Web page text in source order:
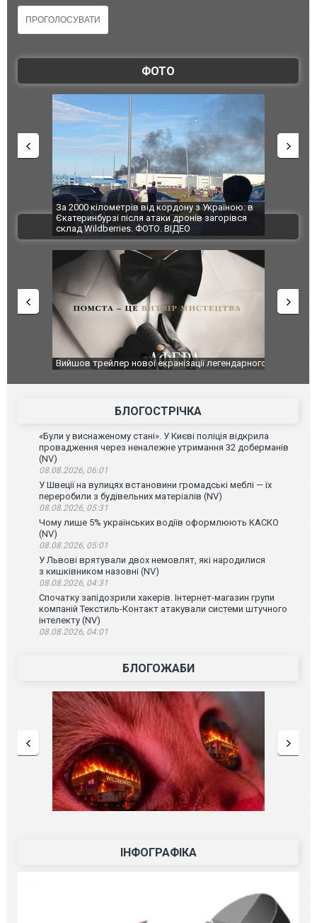
ФОТО
За 2000 кілометрів від кордону з Україною: в
Єкатеринбурзі після атаки дронів загорівся
склад Wildberries. ФОТО. ВІДЕО
"Мої
ВІДЕО
Вийшов трейлер нової екранізації легендарного
БЛОГОСТРІЧКА
«Були у виснаженому стані». У Києві поліція відкрила
провадження через неналежне утримання 32 доберманів
(NV)
08.08.2026, 06:01
У Швеції на вулицях встановини громадські меблі — їх
переробили з будівельних матеріалів (NV)
08.08.2026, 05:31
Чому лише 5% українських водіїв оформлюють КАСКО
(NV)
08.08.2026, 05:01
У Львові врятували двох немовлят, які народилися
з кишківником назовні (NV)
08.08.2026, 04:31
Спочатку запідозрили хакерів. Інтернет-магазин групи
компаній Текстиль-Контакт атакували системи штучного
інтелекту (NV)
08.08.2026, 04:01
БЛОГОЖАБИ
ІНФОГРАФІКА